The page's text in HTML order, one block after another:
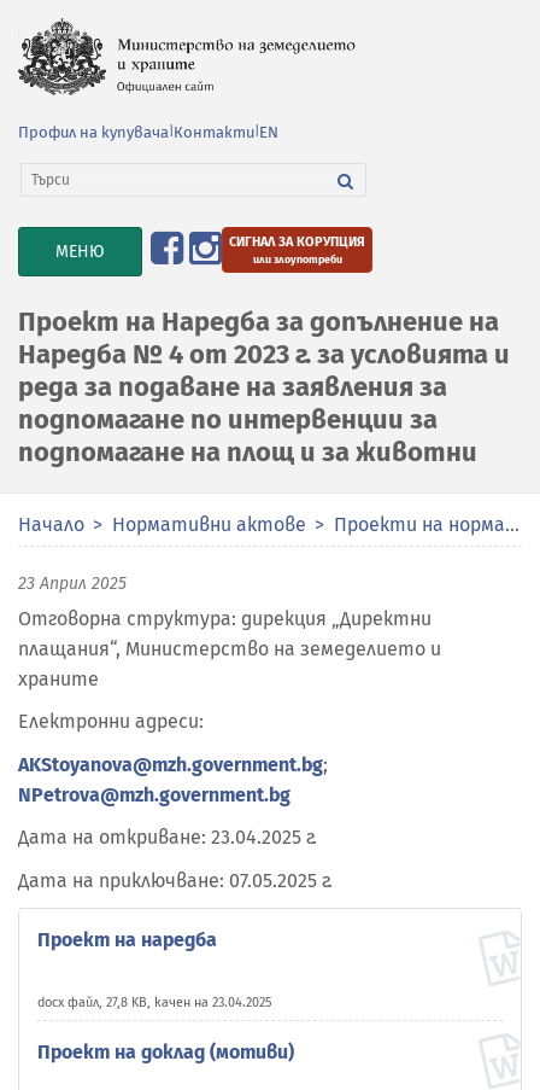
Профил на купувача Контакти EN
TOGGLE
NAVIGATION
МЕНЮ СИГНАЛ ЗА КОРУПЦИЯ
или злоупотреби
Проект на Наредба за допълнение на
Наредба № 4 от 2023 г. за условията и
реда за подаване на заявления за
подпомагане по интервенции за
подпомагане на площ и за животни
Начало Нормативни актове Проекти на нормативни актове
23 Април 2025
Отговорна структура: дирекция „Директни
плащания“, Министерство на земеделието и
храните
Електронни адреси:
AKStoyanova@mzh.government.bg;
NPetrova@mzh.government.bg
Дата на откриване: 23.04.2025 г.
Дата на приключване: 07.05.2025 г.
Проект на наредба
docx файл, 27,8 KB, качен на 23.04.2025
Проект на доклад (мотиви)